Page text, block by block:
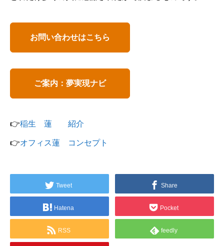
お問い合わせはこちら
ご案内：夢実現ナビ
👉稲生 蓮 紹介
👉オフィス蓮 コンセプト
Tweet Share
Hatena Pocket
RSS feedly